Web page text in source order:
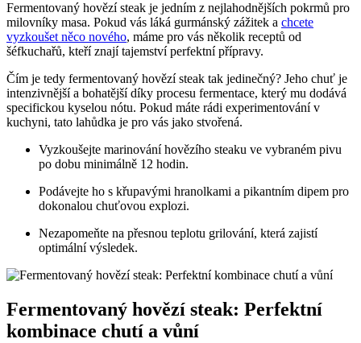
Fermentovaný hovězí steak je jedním z nejlahodnějších pokrmů pro
milovníky masa. Pokud vás láká gurmánský zážitek a chcete
vyzkoušet něco nového, máme pro vás několik receptů od
šéfkuchařů, kteří znají tajemství perfektní přípravy.
Čím je tedy fermentovaný hovězí steak tak jedinečný? Jeho chuť je
intenzivnější a bohatější díky procesu fermentace, který mu dodává
specifickou kyselou nótu. Pokud máte rádi experimentování v
kuchyni, tato lahůdka je pro vás jako stvořená.
Vyzkoušejte marinování hovězího steaku ve vybraném pivu
po dobu minimálně 12 hodin.
Podávejte ho s křupavými hranolkami a pikantním dipem pro
dokonalou chuťovou explozi.
Nezapomeňte na přesnou teplotu grilování, která zajistí
optimální výsledek.
Fermentovaný hovězí steak: Perfektní
kombinace chutí a vůní